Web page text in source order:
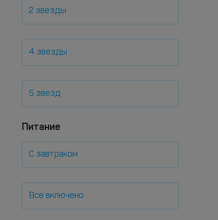
2 звезды
4 звезды
5 звезд
Питание
С завтраком
Все включено